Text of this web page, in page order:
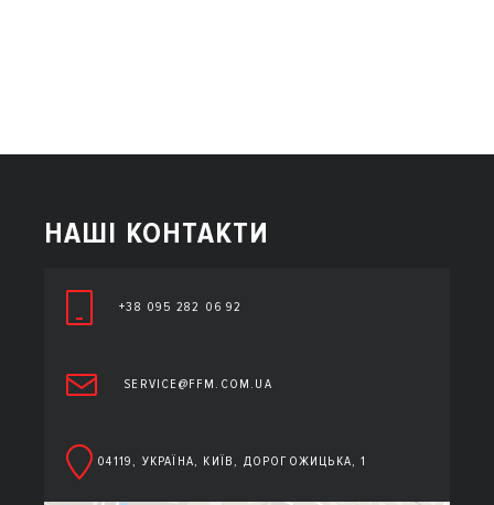
НАШІ КОНТАКТИ
+38 095 282 06 92
SERVICE@FFM.COM.UA
04119, УКРАЇНА, КИЇВ, ДОРОГОЖИЦЬКА, 1